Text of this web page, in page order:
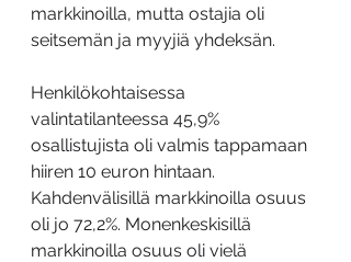
markkinoilla, mutta ostajia oli
seitsemän ja myyjiä yhdeksän.
Henkilökohtaisessa
valintatilanteessa 45,9%
osallistujista oli valmis tappamaan
hiiren 10 euron hintaan.
Kahdenvälisillä markkinoilla osuus
oli jo 72,2%. Monenkeskisillä
markkinoilla osuus oli vielä